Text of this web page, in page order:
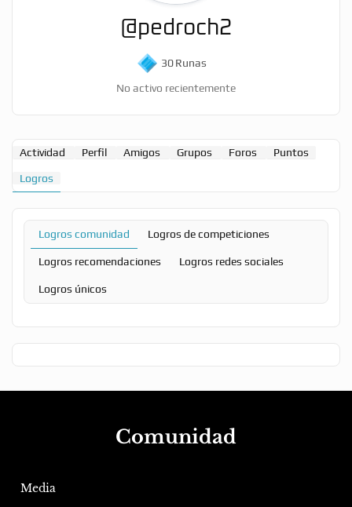
@pedroch2
30Runas
No activo recientemente
Actividad Perfil Amigos Grupos Foros Puntos
Logros
Logros comunidad Logros de competiciones
Logros recomendaciones Logros redes sociales
Logros únicos
Comunidad
Media